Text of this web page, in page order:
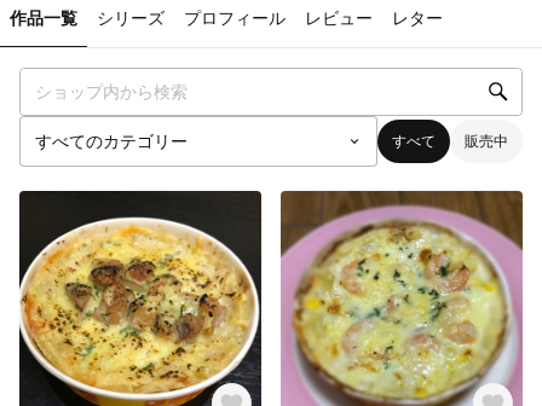
作品一覧 シリーズ プロフィール レビュー レター
すべて 販売中